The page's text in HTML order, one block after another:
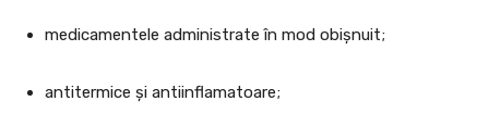
medicamentele administrate în mod obișnuit;
antitermice și antiinflamatoare;